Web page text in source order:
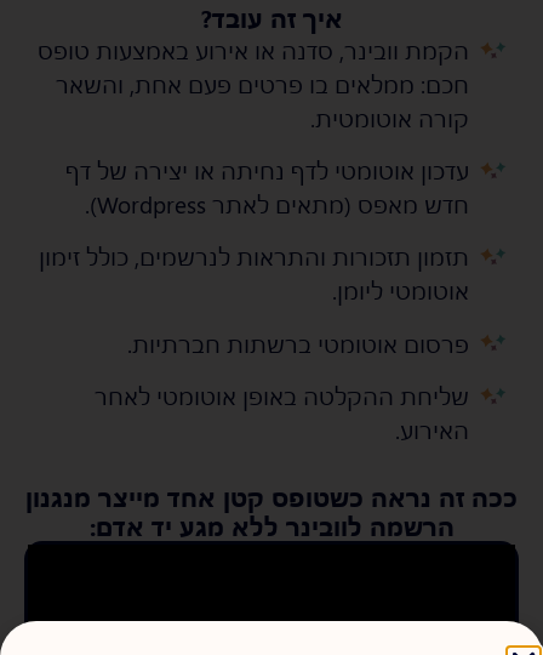
איך זה עובד?
s
הקמת וובינר, סדנה או אירוע באמצעות טופס
חכם: ממלאים בו פרטים פעם אחת, והשאר
קורה אוטומטית.
s
עדכון אוטומטי לדף נחיתה או יצירה של דף
חדש מאפס (מתאים לאתר Wordpress).
s
תזמון תזכורות והתראות לנרשמים, כולל זימון
אוטומטי ליומן.
s פרסום אוטומטי ברשתות חברתיות.
s
שליחת ההקלטה באופן אוטומטי לאחר
האירוע.
ככה זה נראה כשטופס קטן אחד מייצר מנגנון
הרשמה לוובינר ללא מגע יד אדם: